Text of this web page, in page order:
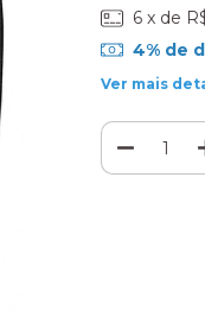
6 x de
4% de
Ver mais